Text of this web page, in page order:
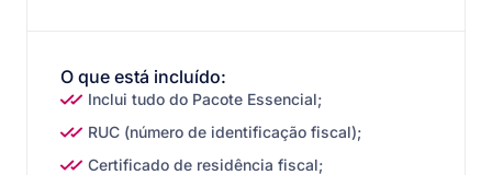
O que está incluído:
Inclui tudo do Pacote Essencial;
RUC (número de identificação fiscal);
Certificado de residência fiscal;